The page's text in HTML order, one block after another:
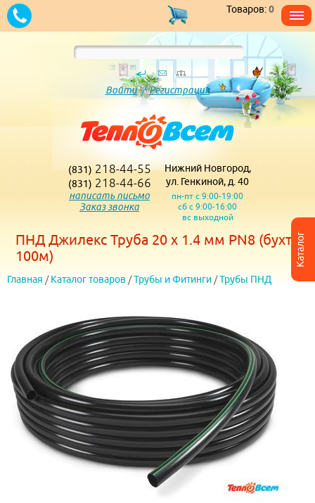
Каталог
Товаров:0
Войти/Регистрация
(831) 218-44-55
(831) 218-44-66
написать письмо
Заказ звонка
Нижний Новгород,
ул. Генкиной, д. 40
пн-пт с 9:00-19:00
сб с 9:00-16:00
вс выходной
ПНД Джилекс Труба 20 х 1.4 мм PN8 (бухта
100м)
Главная / Каталог товаров /Трубы и Фитинги /Трубы ПНД